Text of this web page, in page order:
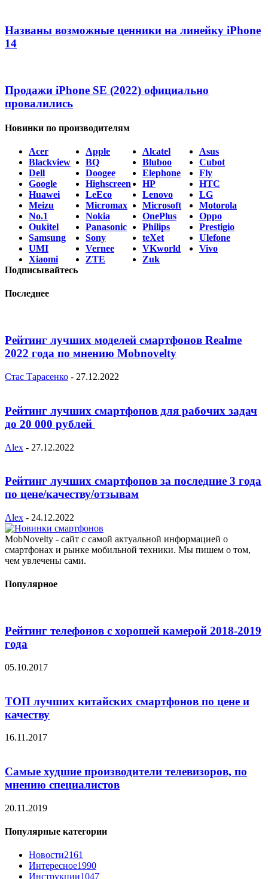
Названы возможные ценники на линейку iPhone
14
Продажи iPhone SE (2022) официально
провалились
Новинки по производителям
Acer Apple Alcatel
Asus
Blackview
BQ Bluboo
Cubot
Dell
Doogee Elephone
Fly
Google
Highscreen HP
HTC
Huawei
LeEco Lenovo
LG
Meizu
Micromax Microsoft
Motorola
No.1
Nokia OnePlus
Oppo
Oukitel
Panasonic Philips
Prestigio
Samsung
Sony teXet
Ulefone
UMI
Vernee VKworld
Vivo
Xiaomi
ZTE
Zuk
Подписывайтесь
Последнее
Рейтинг лучших моделей смартфонов Realme
2022 года по мнению Mobnovelty
Стас Тарасенко - 27.12.2022
Рейтинг лучших смартфонов для рабочих задач
до 20 000 рублей
Alex - 27.12.2022
Рейтинг лучших смартфонов за последние 3 года
по цене/качеству/отзывам
Alex - 24.12.2022
MobNovelty - сайт с самой актуальной информацией о
смартфонах и рынке мобильной техники. Мы пишем о том,
чем увлечены сами.
Популярное
Рейтинг телефонов с хорошей камерой 2018-2019
года
05.10.2017
ТОП лучших китайских смартфонов по цене и
качеству
16.11.2017
Самые худшие производители телевизоров, по
мнению специалистов
20.11.2019
Популярные категории
Новости2161
Интересное1990
Инструкции1047